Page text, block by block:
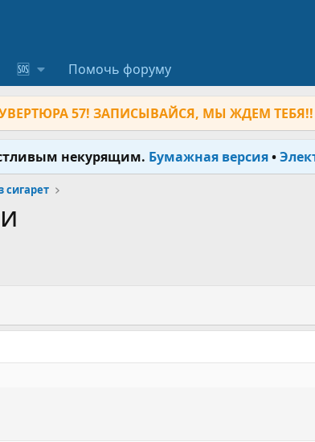
🆘 Помочь форуму
57! ЗАПИСЫВАЙСЯ, МЫ ЖДЕМ ТЕБЯ!!
некурящим. Бумажная версия•
сигарет